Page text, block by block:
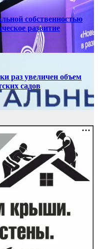
собственностью
развитие
раз увеличен объем
садов